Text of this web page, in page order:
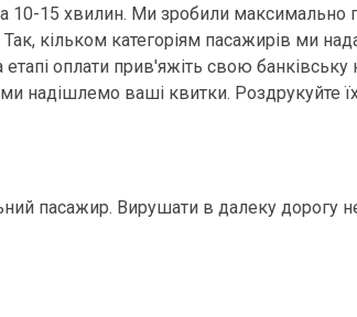
10-15 хвилин. Ми зробили
кільком категоріям пасажирів ми
оплати прив'яжіть свою
надішлемо ваші квитки. Роздрукуйте
пасажир. Вирушати в далеку дорогу